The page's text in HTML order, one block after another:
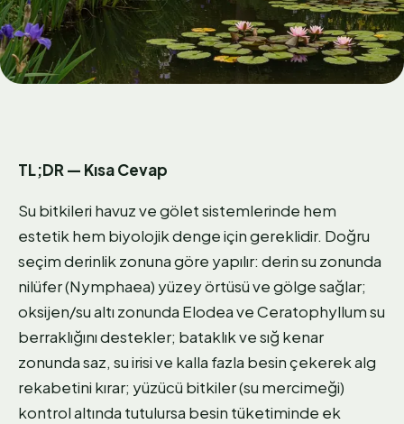
TL;DR — Kısa Cevap
Su bitkileri havuz ve gölet sistemlerinde hem
estetik hem biyolojik denge için gereklidir. Doğru
seçim derinlik zonuna göre yapılır: derin su zonunda
nilüfer (Nymphaea) yüzey örtüsü ve gölge sağlar;
oksijen/su altı zonunda Elodea ve Ceratophyllum su
berraklığını destekler; bataklık ve sığ kenar
zonunda saz, su irisi ve kalla fazla besin çekerek alg
rekabetini kırar; yüzücü bitkiler (su mercimeği)
kontrol altında tutulursa besin tüketiminde ek